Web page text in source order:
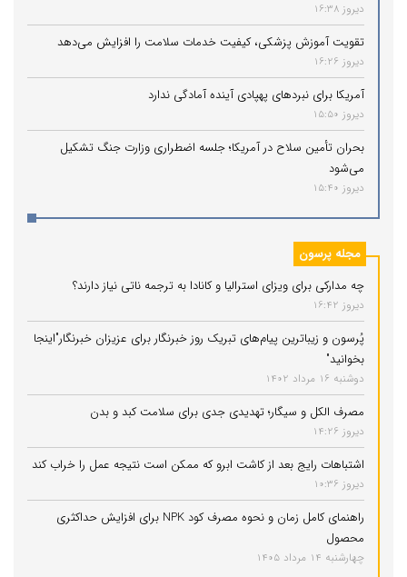
دیروز 16:38
تقویت آموزش پزشکی، کیفیت خدمات سلامت را افزایش می‌دهد
دیروز 16:26
آمریکا برای نبردهای پهپادی آینده آمادگی ندارد
دیروز 15:50
بحران تأمین سلاح در آمریکا؛ جلسه اضطراری وزارت جنگ تشکیل
می‌شود
دیروز 15:40
مجله پرسون
چه مدارکی برای ویزای استرالیا و کانادا به ترجمه ناتی نیاز دارند؟
دیروز 16:42
پُرسون و زیباترین پیام‌های تبریک روز خبرنگار برای عزیزان خبرنگار"اینجا
بخوانید"
دوشنبه 16 مرداد 1402
مصرف الکل و سیگار؛ تهدیدی جدی برای سلامت کبد و بدن
دیروز 14:26
اشتباهات رایج بعد از کاشت ابرو که ممکن است نتیجه عمل را خراب کند
دیروز 10:36
راهنمای کامل زمان و نحوه مصرف کود NPK برای افزایش حداکثری
محصول
چهارشنبه 14 مرداد 1405